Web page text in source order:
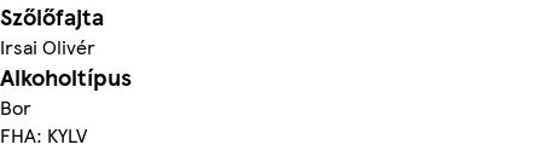
Szőlőfajta
Irsai Olivér
Alkoholtípus
Bor
FHA: KYLV